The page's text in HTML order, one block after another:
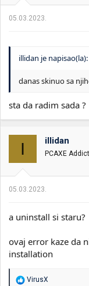
05.03.2023.
illidan je napisao(la):
danas skinuo sa
sta da radim sada ?
I illidan
PCAXE
05.03.2023.
a uninstall si staru?
ovaj error kaze da
installation
R
VirusX